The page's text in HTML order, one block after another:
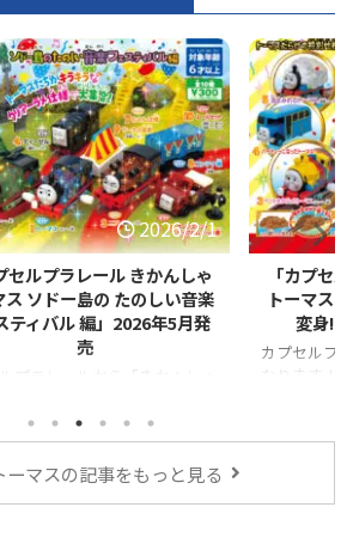
2025/12/1
セルプラレール きかんしゃ
ス トーマスがマジックで大
!?編」2026年3月発売
ルプラレールから「」が発売と
「カプセ
トーマス
編
カプセルプ
トーマス
ーマスの記事をもっと見る